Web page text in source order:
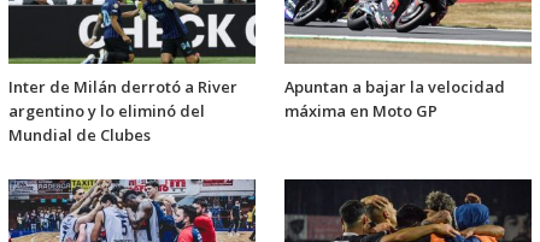
Inter de Milán derrotó a River
argentino y lo eliminó del
Mundial de Clubes
Apuntan a bajar la velocidad
máxima en Moto GP